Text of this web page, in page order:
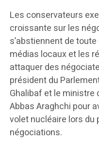
Les conservateurs
croissante sur les
s’abstiennent de
médias locaux et les
attaquer des
président du
Ghalibaf et le
Abbas Araghchi pour
volet nucléaire lors du
négociations.